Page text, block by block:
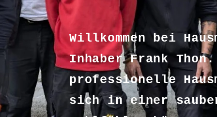
Willkommen bei
Inhaber Frank
professionelle
sich in einer